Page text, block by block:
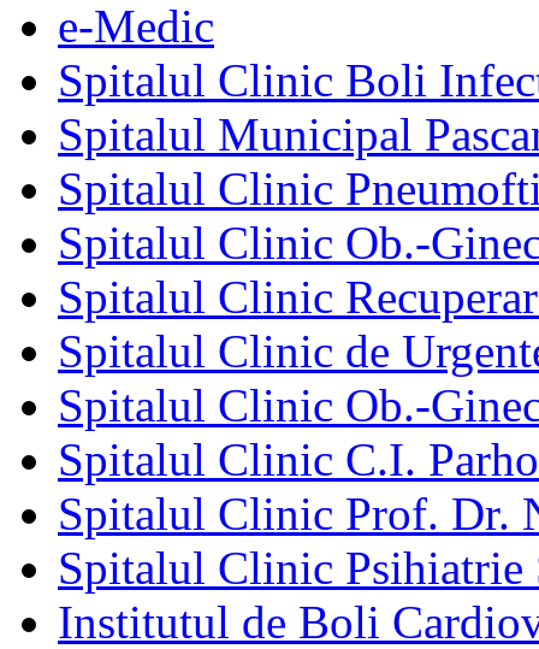
e-Medic
Spitalul Clinic Boli
Spitalul Municipal
Spitalul Clinic
Spitalul Clinic Ob.-
Spitalul Clinic
Spitalul Clinic de
Spitalul Clinic Ob.-
Spitalul Clinic C.I.
Spitalul Clinic Prof. Dr.
Spitalul Clinic Psihiatrie
Institutul de Boli